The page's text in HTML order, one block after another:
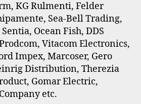
KG Rulmenti, Felder
Sea-Bell Trading,
Ocean Fish, DDS
Vitacom Electronics,
Impex, Marcoser, Gero
Distribution, Therezia
Gomar Electric,
etc.